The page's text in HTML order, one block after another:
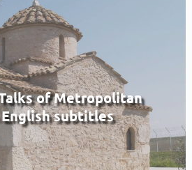
of Metropolitan
subtitles